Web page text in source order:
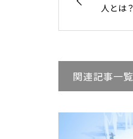
人とは？
関連記事一覧